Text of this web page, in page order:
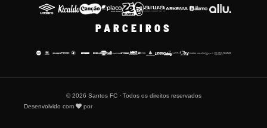
PARCEIROS
© 2026 Santos FC · Todos os direitos reservados
Desenvolvido com
por